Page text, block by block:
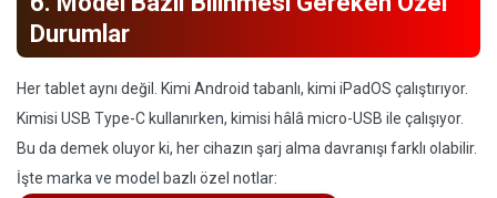
Durumlar
Her tablet aynı değil. Kimi Android tabanlı, kimi iPadOS çalıştırıyor.
Kimisi USB Type-C kullanırken, kimisi hâlâ micro-USB ile çalışıyor.
Bu da demek oluyor ki, her cihazın şarj alma davranışı farklı olabilir.
İşte marka ve model bazlı özel notlar: